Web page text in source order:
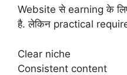
Website से earning के
है. लेकिन practical
Clear niche
Consistent content